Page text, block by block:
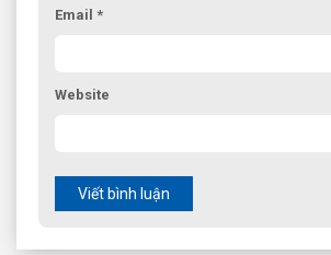
Email *
Website
Viết bình luận